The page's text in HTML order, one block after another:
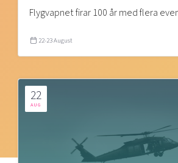
Flygvapnet firar 100 år med flera
22-23 August
22
AUG